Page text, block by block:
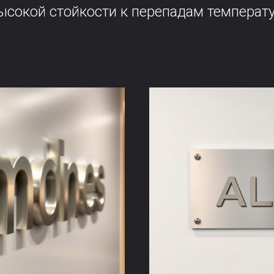
стойкости к перепадам